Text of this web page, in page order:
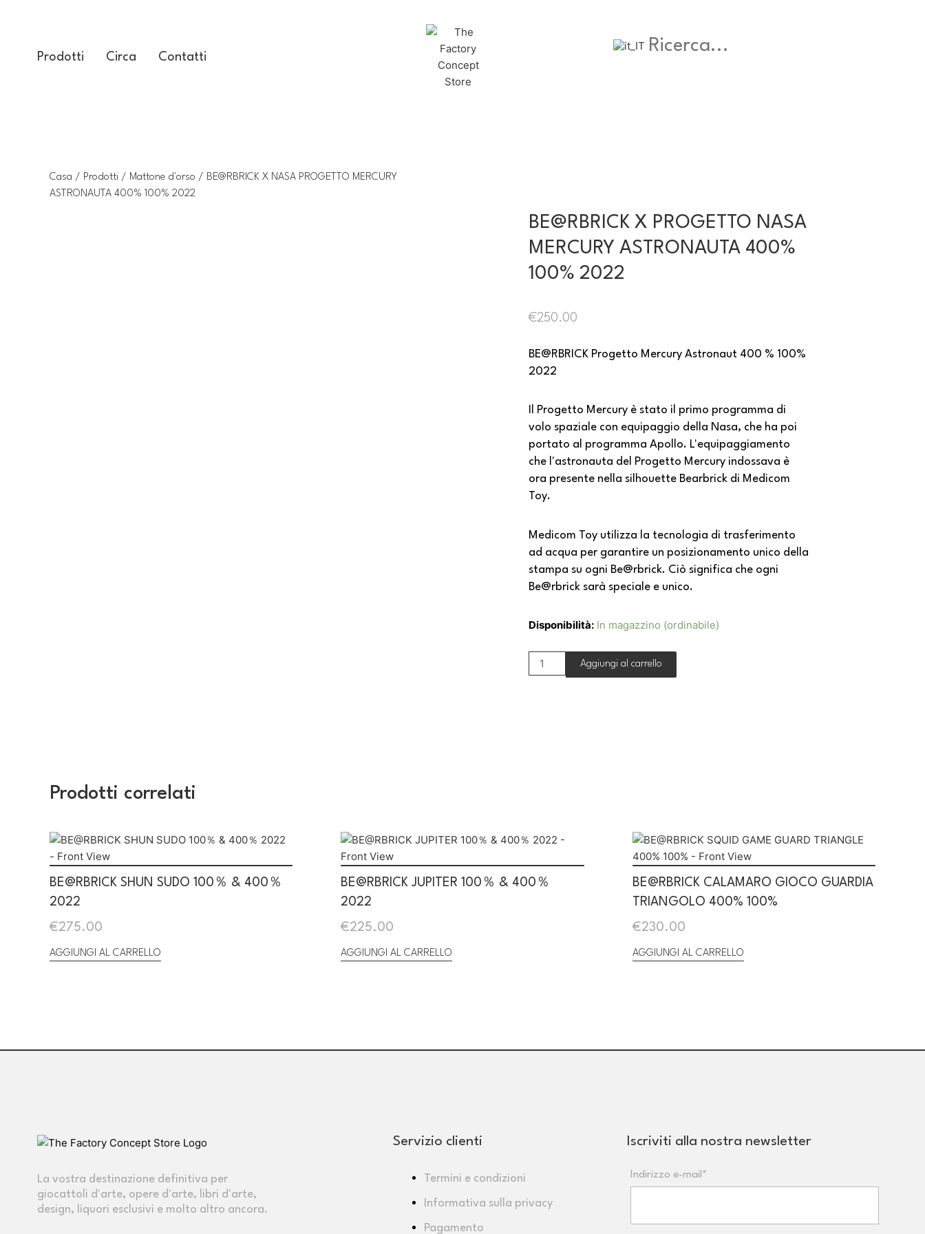
Prodotti Circa Contatti
Casa / Prodotti / Mattone d'orso / BE@RBRICK X NASA PROGETTO MERCURY
ASTRONAUTA 400% 100% 2022
BE@RBRICK X PROGETTO NASA
MERCURY ASTRONAUTA 400%
100% 2022
€250.00
BE@RBRICK Progetto Mercury Astronaut 400 % 100%
2022
Il Progetto Mercury è stato il primo programma di
volo spaziale con equipaggio della Nasa, che ha poi
portato al programma Apollo. L'equipaggiamento
che l'astronauta del Progetto Mercury indossava è
ora presente nella silhouette Bearbrick di Medicom
Toy.
Medicom Toy utilizza la tecnologia di trasferimento
ad acqua per garantire un posizionamento unico della
stampa su ogni Be@rbrick. Ciò significa che ogni
Be@rbrick sarà speciale e unico.
Disponibilità: In magazzino (ordinabile)
Aggiungi al carrello
Prodotti correlati
BE@RBRICK SHUN SUDO 100％ & 400％
2022
€275.00
AGGIUNGI AL CARRELLO
BE@RBRICK JUPITER 100％ & 400％
2022
€225.00
AGGIUNGI AL CARRELLO
BE@RBRICK CALAMARO GIOCO GUARDIA
TRIANGOLO 400% 100%
€230.00
AGGIUNGI AL CARRELLO
La vostra destinazione definitiva per
giocattoli d'arte, opere d'arte, libri d'arte,
design, liquori esclusivi e molto altro ancora.
Servizio clienti
Termini e condizioni
Informativa sulla privacy
Pagamento
Iscriviti alla nostra newsletter
Indirizzo e-mail*